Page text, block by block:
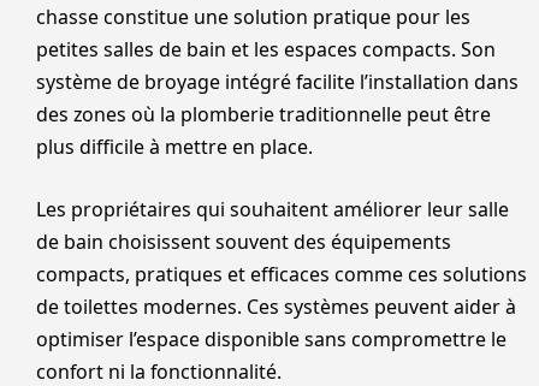
chasse constitue une solution pratique pour les
petites salles de bain et les espaces compacts. Son
système de broyage intégré facilite l’installation dans
des zones où la plomberie traditionnelle peut être
plus difficile à mettre en place.
Les propriétaires qui souhaitent améliorer leur salle
de bain choisissent souvent des équipements
compacts, pratiques et efficaces comme ces solutions
de toilettes modernes. Ces systèmes peuvent aider à
optimiser l’espace disponible sans compromettre le
confort ni la fonctionnalité.